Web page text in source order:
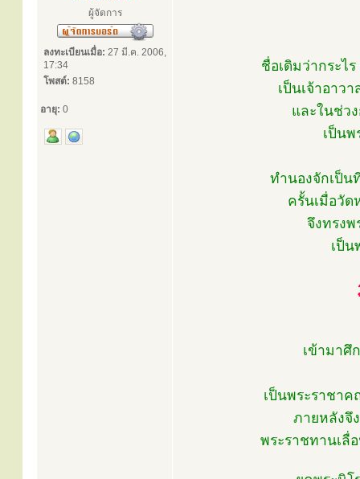
ผู้จัดการ
ลงทะเบียนเมื่อ: 27 มี.ค. 2006,
17:34
โพสต์: 8158
อายุ: 0
ชื่อเดิมว่ากระไ
เป็นเจ้าอาว
และในช่ว
เป็น
ทำนองจักเป็น
ครั้นเมื่อวัด
จึงทรง
เป็
เข้ามาศึ
เป็นพระราชา
ภายหลังจึ
พระราชทานเ